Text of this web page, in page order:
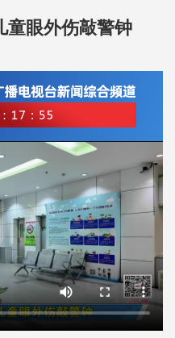
童眼外伤敲警钟